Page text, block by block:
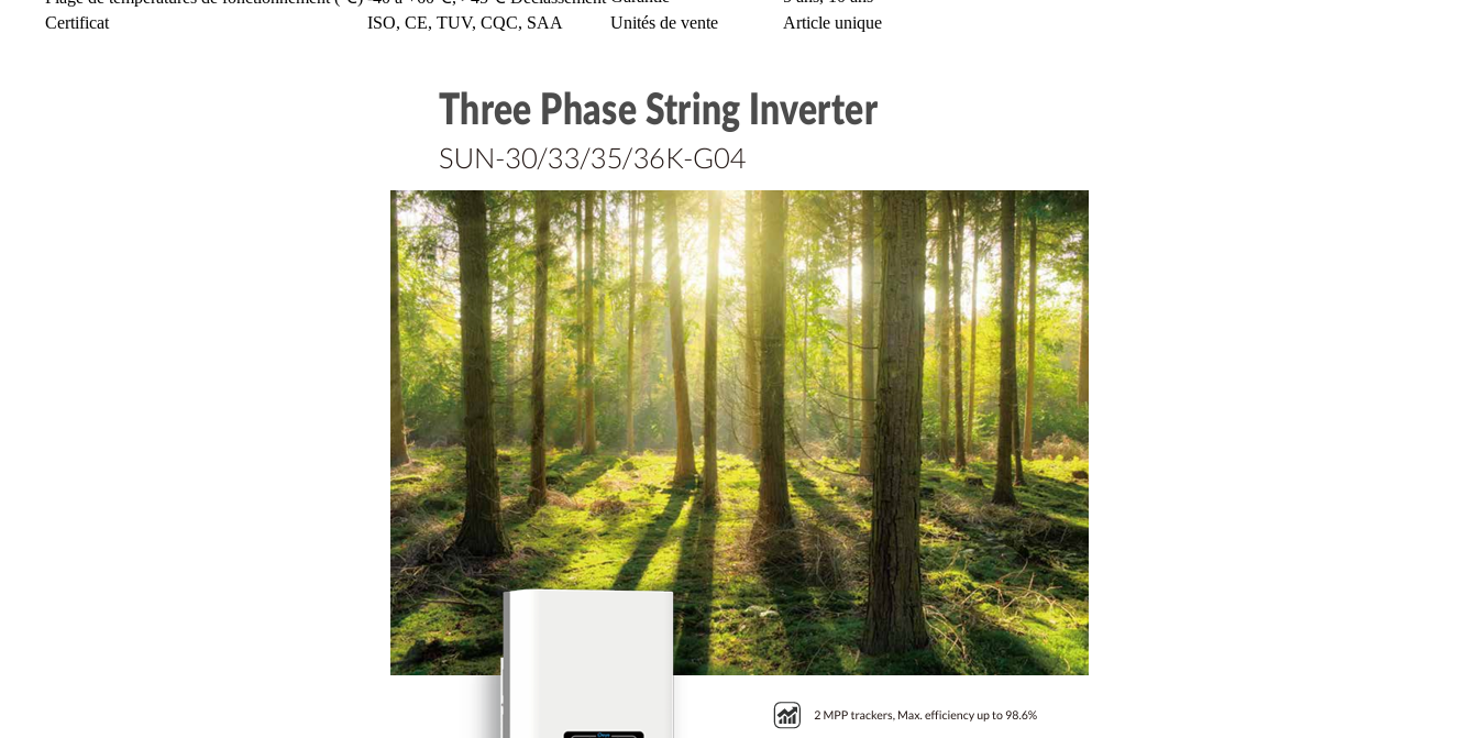
Certificat
ISO, CE, TUV, CQC, SAA Unités de vente Article unique